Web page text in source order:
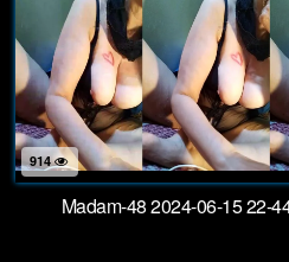
914
Madam-48 2024-06-15 22-